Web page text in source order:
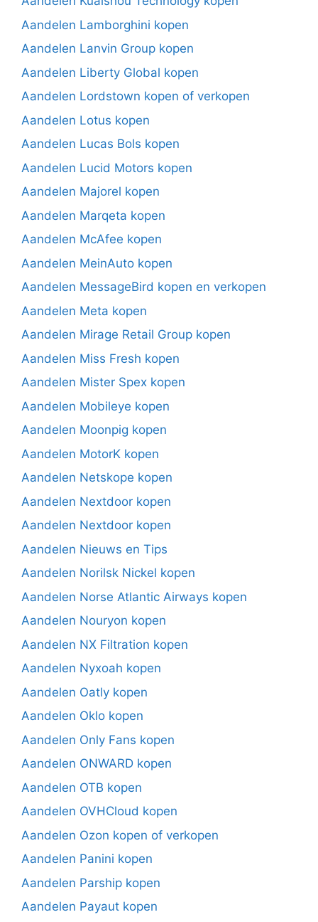
Aandelen Lamborghini kopen
Aandelen Lanvin Group kopen
Aandelen Liberty Global kopen
Aandelen Lordstown kopen of verkopen
Aandelen Lotus kopen
Aandelen Lucas Bols kopen
Aandelen Lucid Motors kopen
Aandelen Majorel kopen
Aandelen Marqeta kopen
Aandelen McAfee kopen
Aandelen MeinAuto kopen
Aandelen MessageBird kopen en verkopen
Aandelen Meta kopen
Aandelen Mirage Retail Group kopen
Aandelen Miss Fresh kopen
Aandelen Mister Spex kopen
Aandelen Mobileye kopen
Aandelen Moonpig kopen
Aandelen MotorK kopen
Aandelen Netskope kopen
Aandelen Nextdoor kopen
Aandelen Nextdoor kopen
Aandelen Nieuws en Tips
Aandelen Norilsk Nickel kopen
Aandelen Norse Atlantic Airways kopen
Aandelen Nouryon kopen
Aandelen NX Filtration kopen
Aandelen Nyxoah kopen
Aandelen Oatly kopen
Aandelen Oklo kopen
Aandelen Only Fans kopen
Aandelen ONWARD kopen
Aandelen OTB kopen
Aandelen OVHCloud kopen
Aandelen Ozon kopen of verkopen
Aandelen Panini kopen
Aandelen Parship kopen
Aandelen Payaut kopen